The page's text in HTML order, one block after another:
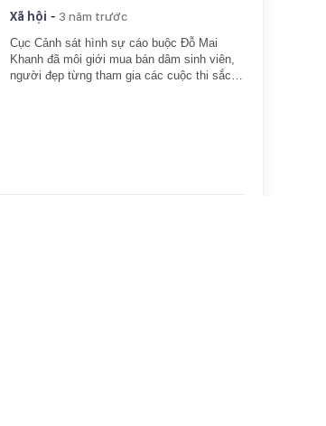
Xã hội - 3 năm trước
Cục Cảnh sát hình sự cáo buộc Đỗ Mai
Khanh đã môi giới mua bán dâm sinh viên,
người đẹp từng tham gia các cuộc thi sắc…